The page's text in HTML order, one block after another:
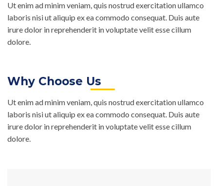
Ut enim ad minim veniam, quis nostrud exercitation ullamco
laboris nisi ut aliquip ex ea commodo consequat. Duis aute
irure dolor in reprehenderit in voluptate velit esse cillum
dolore.
Why Choose Us
Ut enim ad minim veniam, quis nostrud exercitation ullamco
laboris nisi ut aliquip ex ea commodo consequat. Duis aute
irure dolor in reprehenderit in voluptate velit esse cillum
dolore.